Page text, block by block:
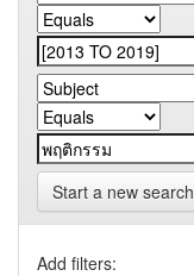
Start a new search
Add filters: